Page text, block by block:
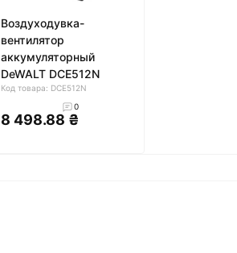
Воздуходувка-
вентилятор
аккумуляторный
DeWALT DCE512N
Код товара: DCE512N
0
8 498.88 ₴